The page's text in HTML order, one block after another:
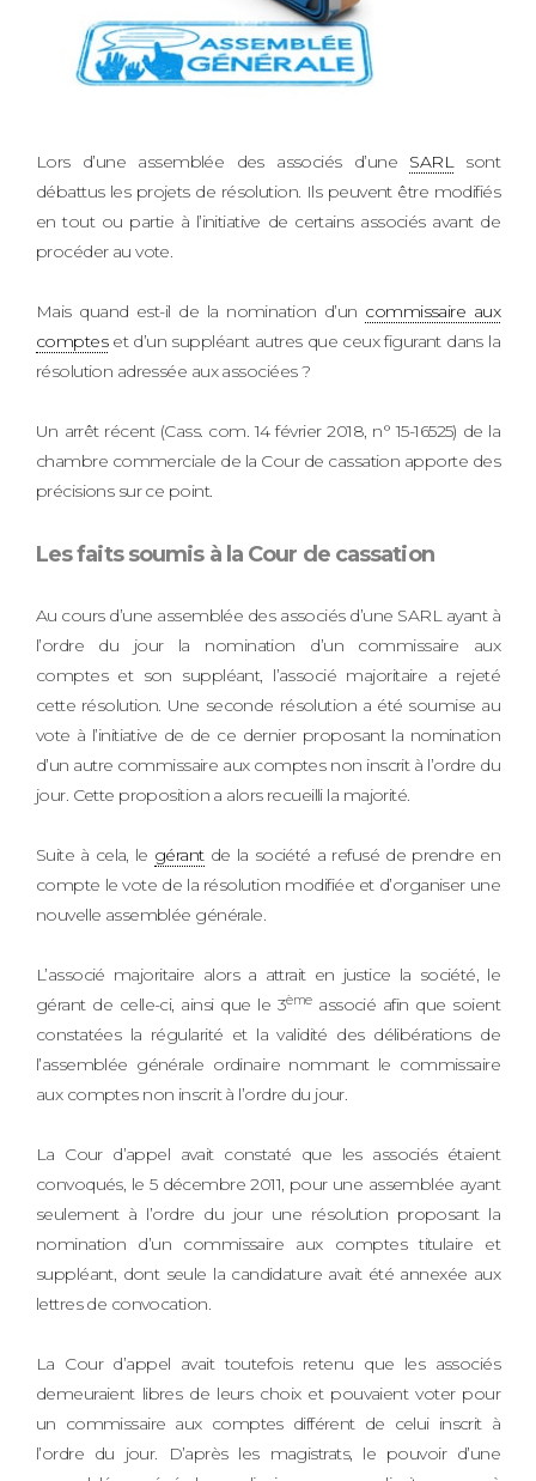
Lors d’une assemblée des associés d’une SARLsont
débattus les projets de résolution. Ils peuvent être modifiés
en tout ou partie à l’initiative de certains associés avant de
procéder au vote.
Mais quand est-il de la nomination d’un commissaire aux
compteset d’un suppléant autres que ceux figurant dans la
résolution adressée aux associées ?
Un arrêt récent (Cass. com. 14 février 2018, n° 15-16525) de la
chambre commerciale de la Cour de cassation apporte des
précisions sur ce point.
Les faits soumis à la Cour de cassation
Au cours d’une assemblée des associés d’une SARL ayant à
l’ordre du jour la nomination d’un commissaire aux
comptes et son suppléant, l’associé majoritaire a rejeté
cette résolution. Une seconde résolution a été soumise au
vote à l’initiative de de ce dernier proposant la nomination
d’un autre commissaire aux comptes non inscrit à l’ordre du
jour. Cette proposition a alors recueilli la majorité.
Suite à cela, le gérantde la société a refusé de prendre en
compte le vote de la résolution modifiée et d’organiser une
nouvelle assemblée générale.
L’associé majoritaire alors a attrait en justice la société, le
gérant de celle-ci, ainsi que le 3èmeassocié afin que soient
constatées la régularité et la validité des délibérations de
l’assemblée générale ordinaire nommant le commissaire
aux comptes non inscrit à l’ordre du jour.
La Cour d’appel avait constaté que les associés étaient
convoqués, le 5 décembre 2011, pour une assemblée ayant
seulement à l’ordre du jour une résolution proposant la
nomination d’un commissaire aux comptes titulaire et
suppléant, dont seule la candidature avait été annexée aux
lettres de convocation.
La Cour d’appel avait toutefois retenu que les associés
demeuraient libres de leurs choix et pouvaient voter pour
un commissaire aux comptes différent de celui inscrit à
l’ordre du jour. D’après les magistrats, le pouvoir d’une